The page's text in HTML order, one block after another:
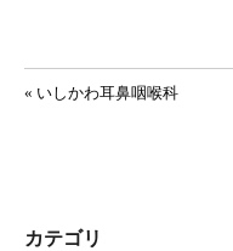
投稿ナビゲーション
« いしかわ耳鼻咽喉科
カテゴリ